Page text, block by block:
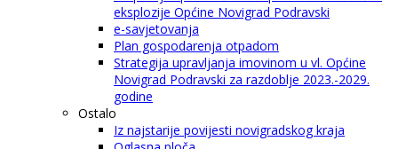
eksplozije Općine Novigrad Podravski
e-savjetovanja
Plan gospodarenja otpadom
Strategija upravljanja imovinom u vl. Općine
Novigrad Podravski za razdoblje 2023.-2029.
godine
Ostalo
Iz najstarije povijesti novigradskog kraja